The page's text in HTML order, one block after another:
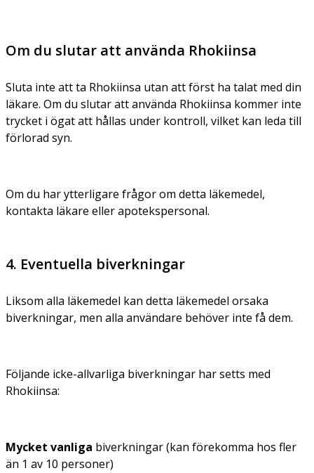
Om du slutar att använda Rhokiinsa
Sluta inte att ta Rhokiinsa utan att först ha talat med din
läkare. Om du slutar att använda Rhokiinsa kommer inte
trycket i ögat att hållas under kontroll, vilket kan leda till
förlorad syn.
Om du har ytterligare frågor om detta läkemedel,
kontakta läkare eller apotekspersonal.
4. Eventuella biverkningar
Liksom alla läkemedel kan detta läkemedel orsaka
biverkningar, men alla användare behöver inte få dem.
Följande icke-allvarliga biverkningar har setts med
Rhokiinsa:
Mycket vanliga biverkningar (kan förekomma hos fler
än 1 av 10 personer)